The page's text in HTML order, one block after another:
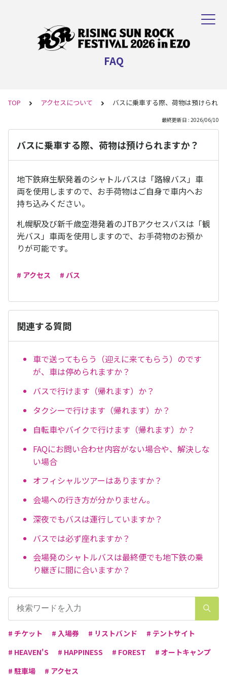
FAQ
TOP アクセスについて バスに乗車する際、荷物は預けられま
最終更新日 : 2026/06/10
バスに乗車する際、荷物は預けられますか？
地下鉄麻生駅発着のシャトルバスは「路線バス」車
両を使用しますので、お手荷物はご自身で車内へお
持ち込みください。
札幌駅及び新千歳空港発着のJTBアクセスバスは「観
光バス」車両を使用しますので、お手荷物のお預か
りが可能です。
# アクセス # バス
関連する質問
車で送ってもらう（迎えに来てもらう）のです
が、車は停められますか？
バスで行けます（帰れます）か？
タクシーで行けます（帰れます）か？
自転車やバイクで行けます（帰れます）か？
FAQにお問い合わせ内容がない場合や、解決しな
い場合
オフィシャルツアーはありますか？
会場への行き方が分かりません。
深夜でもバスは運行していますか？
バスでは必ず座れますか？
会場発のシャトルバスは最終便でも地下鉄の乗
り継ぎに間に合いますか？
# チケット # 入場券 # リストバンド
# テントサイト
# HEAVEN'S
# HAPPINESS # FOREST
# オートキャンプ
# 駐車場
# アクセス